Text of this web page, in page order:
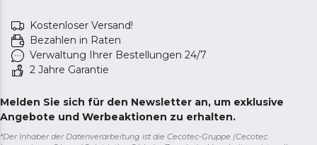
Kostenloser Versand!
Bezahlen in Raten
Verwaltung Ihrer Bestellungen 24/7
2 Jahre Garantie
Melden Sie sich für den Newsletter an, um exklusive
Angebote und Werbeaktionen zu erhalten.
*Der Inhaber der Datenverarbeitung ist die Cecotec-Gruppe (Cecotec